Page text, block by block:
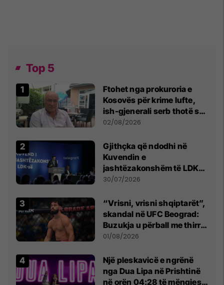
Top 5
Ftohet nga prokuroria e
Kosovës për krime lufte,
ish-gjenerali serb thotë se
dikush e tradhtoi në
02/08/2026
Gjithçka që ndodhi në
Kuvendin e
jashtëzakonshëm të LDK-
së
30/07/2026
“Vrisni, vrisni shqiptarët”,
skandal në UFC Beograd:
Buzukja u përball me thirrje
anti-shqiptare nga
01/08/2026
Një pleskavicë e ngrënë
nga Dua Lipa në Prishtinë
në orën 04:28 të mëngjesit